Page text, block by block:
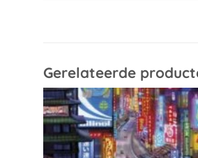
Gerelateerde